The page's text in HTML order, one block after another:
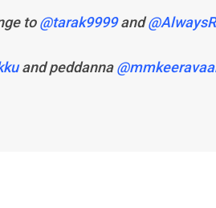
to@tarak9999and
and peddanna